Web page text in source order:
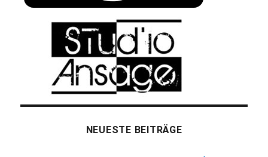
NEUESTE BEITRÄGE